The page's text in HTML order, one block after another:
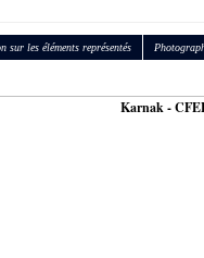
sur les éléments représentés